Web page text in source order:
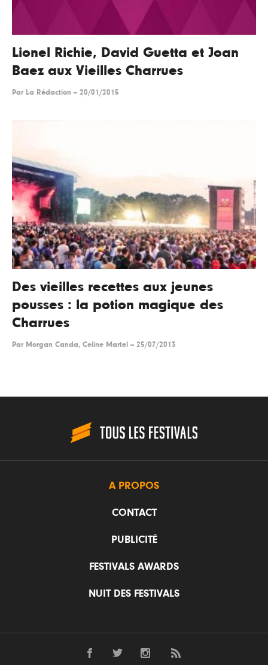
Lionel Richie, David Guetta et Joan
Baez aux Vieilles Charrues
Par La Rédaction -- 20/01/2015
Des vieilles recettes aux jeunes
pousses : la potion magique des
Charrues
Par Morgan Canda, Celine Martel -- 25/07/2013
A PROPOS
CONTACT
PUBLICITÉ
FESTIVALS AWARDS
NUIT DES FESTIVALS